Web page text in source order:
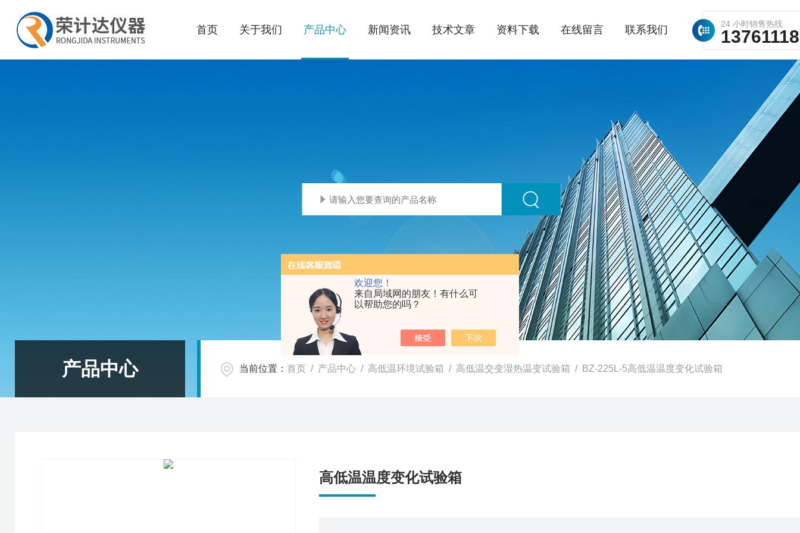
欢迎您！
来自局域网的朋友！有什么可
以帮助您的吗？
24 小时销售热线
首页 关于我们 产品中心 新闻资讯 技术文章 资料下载 在线留言 联系我们
产品中心 当前位置： 首页 / 产品中心 / 高低温环境试验箱 / 高低温交变湿热温变试验箱 / BZ-225L-5高低温温度变化试验箱
高低温温度变化试验箱